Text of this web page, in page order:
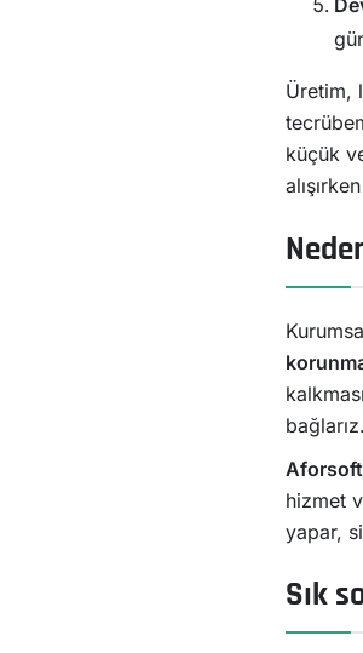
Üretim,
küçük
bağlarız.
Aforsoft
hizmet
yapar,
Sık